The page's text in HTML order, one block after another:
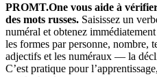
PROMT.One vous aide à
des mots russes. Saisissez un
numéral et obtenez
les formes par personne, nombre,
adjectifs et les numéraux — la
C’est pratique pour